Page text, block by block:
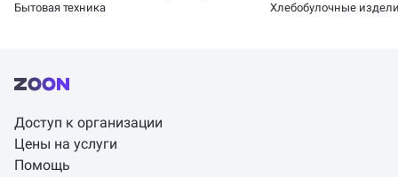
Бытовая техника
Хлебобулочные
Доступ к организации
Цены на услуги
Помощь